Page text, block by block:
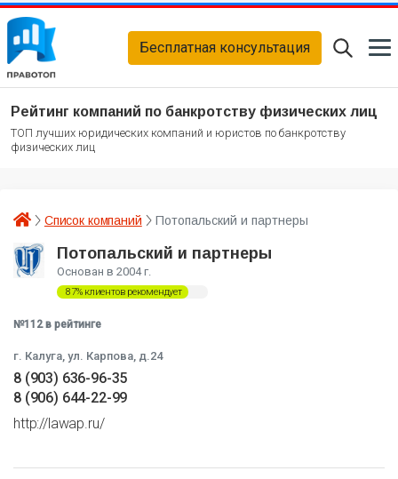
Бесплатная консультация
Рейтинг компаний по банкротству физических лиц
ТОП лучших юридических компаний и юристов по банкротству
физических лиц
Список компаний Потопальский и партнеры
Потопальский и партнеры
Основан в 2004 г.
87% клиентов рекомендует
№112 в рейтинге
г. Калуга, ул. Карпова, д.24
8 (903) 636-96-35
8 (906) 644-22-99
http://lawap.ru/